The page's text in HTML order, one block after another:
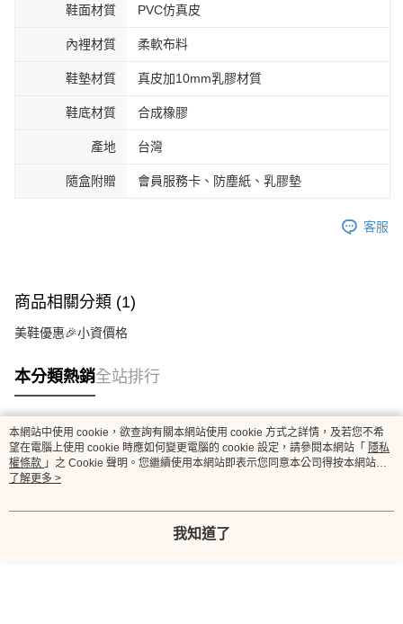
鞋面材質 PVC仿真皮
內裡材質 柔軟布料
鞋墊材質 真皮加10mm乳膠材質
鞋底材質 合成橡膠
產地 台灣
隨盒附贈 會員服務卡、防塵紙、乳膠墊
客服
商品相關分類 (1)
美鞋優惠🎉小資價格
本分類熱銷全站排行
熱門標籤
本網站中使用 cookie，欲查詢有關本網站使用 cookie 方式之詳情，及若您不希
望在電腦上使用 cookie 時應如何變更電腦的 cookie 設定，請參閱本網站「 隱私
權條款 」之 Cookie 聲明。您繼續使用本網站即表示您同意本公司得按本網站使
用條款之 Cookie 聲明使用 cookie。
了解更多 >
我知道了